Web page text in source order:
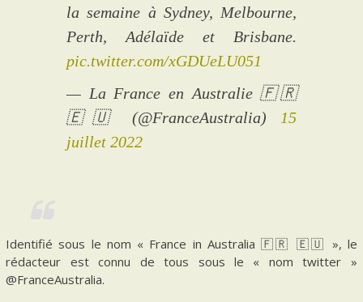
la semaine à Sydney, Melbourne,
Perth, Adélaïde et Brisbane.
pic.twitter.com/xGDUeLU051
— La France en Australie 🇫🇷
🇪🇺 (@FranceAustralia) 15
juillet 2022
Identifié sous le nom « France in Australia 🇫🇷 🇪🇺 », le
rédacteur est connu de tous sous le « nom twitter »
@FranceAustralia.